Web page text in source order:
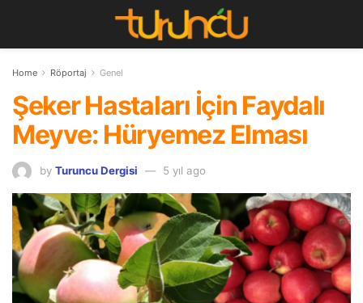
Home Röportaj Genel
Şeker Hastaları İçin Faydalı
Meyve: Hüryemez Elması
by Turuncu Dergisi 5 yıl ago